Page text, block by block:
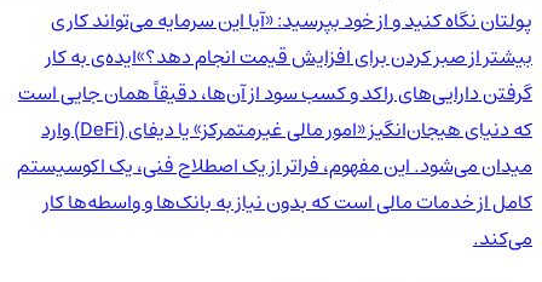
پولتان نگاه کنید و از خود بپرسید: «آیا این سرمایه می‌تواند کاری
بیشتر از صبر کردن برای افزایش قیمت انجام دهد؟»ایده‌ی به کار
گرفتن دارایی‌های راکد و کسب سود از آن‌ها، دقیقاً همان جایی است
که دنیای هیجان‌انگیز «امور مالی غیرمتمرکز» یا دیفای (DeFi) وارد
میدان می‌شود. این مفهوم، فراتر از یک اصطلاح فنی، یک اکوسیستم
کامل از خدمات مالی است که بدون نیاز به بانک‌ها و واسطه‌ها کار
می‌کند.